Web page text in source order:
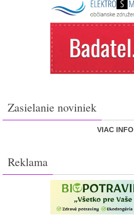
Zasielanie noviniek
VIAC INFO
Reklama